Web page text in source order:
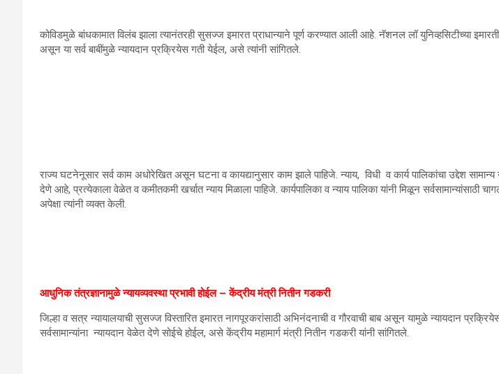
कोविडमुळे बांधकामात विलंब झाला त्यानंतरही सुसज्ज इमारत प्राधान्याने पूर्ण करण्यात आली आहे. नॅशनल लॉ युनिव्हसिटीच्या
असून या सर्व बाबींमुळे न्यायदान प्रक्रियेस गती येईल, असे त्यांनी सांगितले.
राज्य घटनेनूसार सर्व काम अधोरेखित असून घटना व कायद्यानुसार काम झाले पाहिजे. न्याय, विधी व कार्य पालिकांचा उद्देश सामान्य
देणे आहे, प्रत्येकाला वेळेत व कमीतकमी खर्चात न्याय मिळाला पाहिजे. कार्यपालिका व न्याय पालिका यांनी मिळून सर्वसामान्यांसाठी
अपेक्षा त्यांनी व्यक्त केली.
आधुनिक तंत्रज्ञानामुळे न्यायव्यवस्था प्रभावी होईल – केंद्रीय मंत्री नितीन गडकरी
जिल्हा व सत्र न्यायालयाची सुसज्ज विस्तारित इमारत नागपूरकरांसाठी अभिनंदनाची व गौरवाची बाब असून यामुळे न्यायदान
सर्वसामान्यांना न्यायदान वेळेत देणे सोईचे होईल, असे केंद्रीय महामार्ग मंत्री नितीन गडकरी यांनी सांगितले.